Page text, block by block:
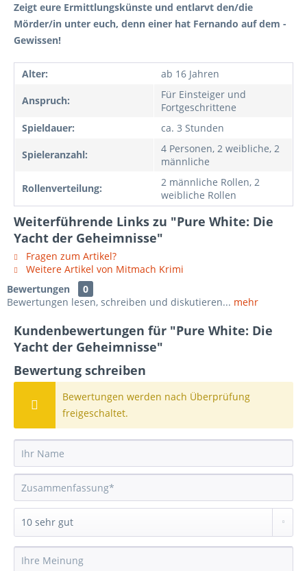
Zeigt eure Ermittlungskünste und entlarvt den/die
Mörder/in unter euch, denn einer hat Fernando auf dem ­
Gewissen!
Alter: ab 16 Jahren
Anspruch:
Für Einsteiger und
Fortgeschrittene
Spieldauer:
ca. 3 Stunden
Spieleranzahl:
4 Personen, 2 weibliche, 2
männliche
Rollenverteilung:
2 männliche Rollen, 2
weibliche Rollen
Weiterführende Links zu "Pure White: Die
Yacht der Geheimnisse"
Fragen zum Artikel?
Weitere Artikel von Mitmach Krimi
Bewertungen
0
Bewertungen lesen, schreiben und diskutieren... mehr
Kundenbewertungen für "Pure White: Die
Yacht der Geheimnisse"
Bewertung schreiben
Bewertungen werden nach Überprüfung
freigeschaltet.